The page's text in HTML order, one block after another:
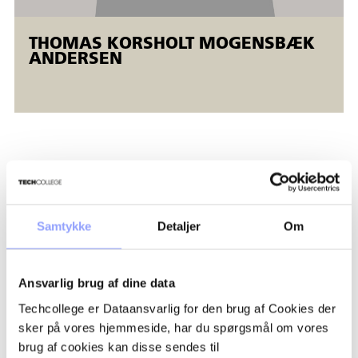
Samtykke Detaljer Om
Ansvarlig brug af dine data
Techcollege er Dataansvarlig for den brug af Cookies der
sker på vores hjemmeside, har du spørgsmål om vores
brug af cookies kan disse sendes til
THOMAS KORSHOLT MOGENSBÆK
ANDERSEN
FORDELAGTIGE DELTAGERVILKÅR
TILSKUD OG ØKONOMI
TILMELDINGSPROCEDURE
BETALINGSBETINGELSER OG
AFBUDSREGLER